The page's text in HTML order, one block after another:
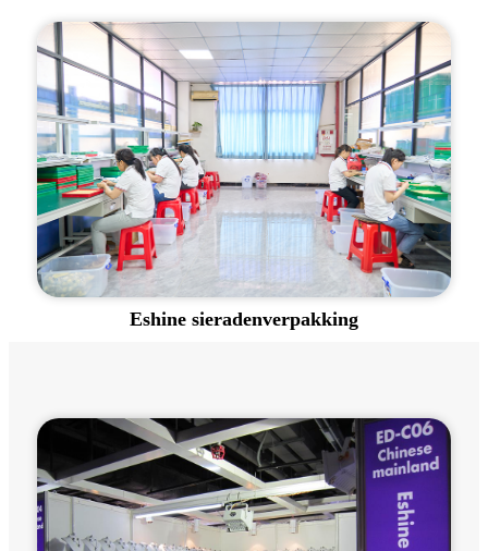
Eshine sieradenverpakking